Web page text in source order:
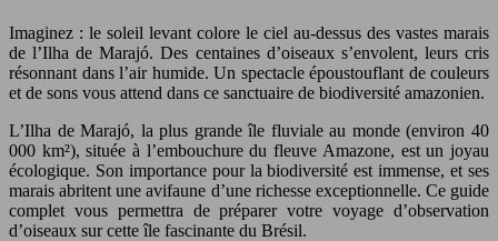
Imaginez : le soleil levant colore le ciel au-dessus des vastes marais
de l’Ilha de Marajó. Des centaines d’oiseaux s’envolent, leurs cris
résonnant dans l’air humide. Un spectacle époustouflant de couleurs
et de sons vous attend dans ce sanctuaire de biodiversité amazonien.
L’Ilha de Marajó, la plus grande île fluviale au monde (environ 40
000 km²), située à l’embouchure du fleuve Amazone, est un joyau
écologique. Son importance pour la biodiversité est immense, et ses
marais abritent une avifaune d’une richesse exceptionnelle. Ce guide
complet vous permettra de préparer votre voyage d’observation
d’oiseaux sur cette île fascinante du Brésil.